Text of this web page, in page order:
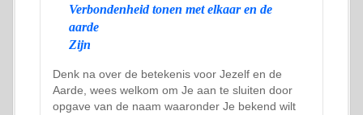
Verbondenheid tonen met elkaar en de
aarde
Zijn
Denk na over de betekenis voor Jezelf en de
Aarde, wees welkom om Je aan te sluiten door
opgave van de naam waaronder Je bekend wilt